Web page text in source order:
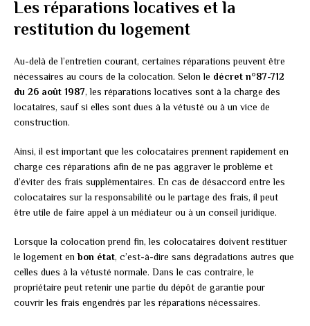
Les réparations locatives et la
restitution du logement
Au-delà de l’entretien courant, certaines réparations peuvent être
nécessaires au cours de la colocation. Selon le décret n°87-712
du 26 août 1987, les réparations locatives sont à la charge des
locataires, sauf si elles sont dues à la vétusté ou à un vice de
construction.
Ainsi, il est important que les colocataires prennent rapidement en
charge ces réparations afin de ne pas aggraver le problème et
d’éviter des frais supplémentaires. En cas de désaccord entre les
colocataires sur la responsabilité ou le partage des frais, il peut
être utile de faire appel à un médiateur ou à un conseil juridique.
Lorsque la colocation prend fin, les colocataires doivent restituer
le logement enbon état, c’est-à-dire sans dégradations autres que
celles dues à la vétusté normale. Dans le cas contraire, le
propriétaire peut retenir une partie du dépôt de garantie pour
couvrir les frais engendrés par les réparations nécessaires.